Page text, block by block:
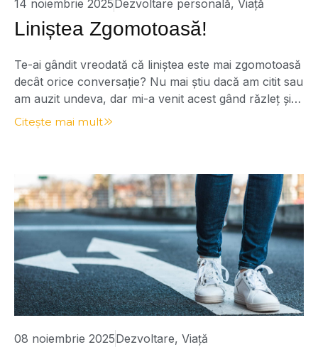
14 noiembrie 2025Dezvoltare personală, Viață
Liniștea Zgomotoasă!
Te-ai gândit vreodată că liniștea este mai zgomotoasă
decât orice conversație? Nu mai știu dacă am citit sau
am auzit undeva, dar mi-a venit acest gând răzleț și
am stat să cuget. Așa este! În liniște începi să te auzi
pe tine. Este momentul când îți asculți gândurile, și nu
Citește mai mult
08 noiembrie 2025Dezvoltare, Viață